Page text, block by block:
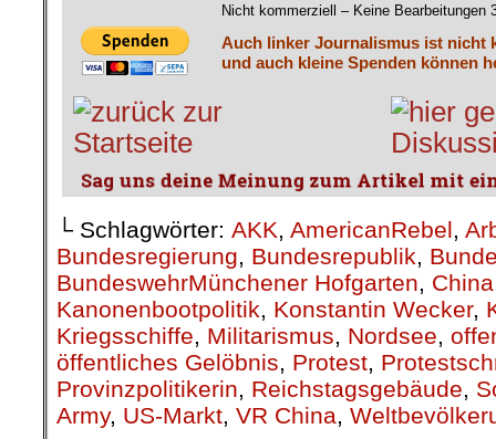
Nicht kommerziell – Keine Bearbeitungen
Auch linker Journalismus ist nicht
und auch kleine Spenden können
└ Schlagwörter: AKK, AmericanRebel,
Bundesregierung, Bundesrepublik,
BundeswehrMünchener Hofgarten, China
Kanonenbootpolitik, Konstantin Wecker,
Kriegsschiffe, Militarismus, Nordsee,
öffentliches Gelöbnis, Protest,
Provinzpolitikerin, Reichstagsgebäude,
Army, US-Markt, VR China,